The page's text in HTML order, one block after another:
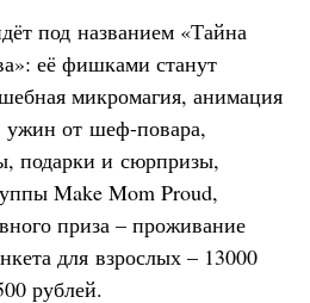
под названием «Тайна
её фишками станут
микромагия, анимация
ужин от шеф-повара,
подарки и сюрпризы,
Make Mom Proud,
приза – проживание
для взрослых – 13000
рублей.